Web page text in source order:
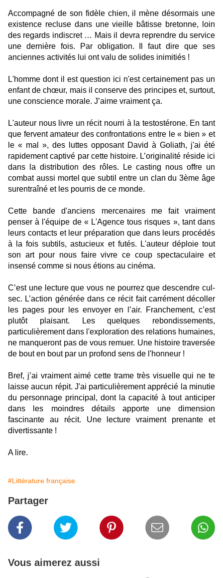
Accompagné de son fidèle chien, il mène désormais une
existence recluse dans une vieille bâtisse bretonne, loin
des regards indiscret … Mais il devra reprendre du service
une dernière fois. Par obligation. Il faut dire que ses
anciennes activités lui ont valu de solides inimitiés !
L'homme dont il est question ici n'est certainement pas un
enfant de chœur, mais il conserve des principes et, surtout,
une conscience morale. J’aime vraiment ça.
L'auteur nous livre un récit nourri à la testostérone. En tant
que fervent amateur des confrontations entre le « bien » et
le « mal », des luttes opposant David à Goliath, j'ai été
rapidement captivé par cette histoire. L’originalité réside ici
dans la distribution des rôles. Le casting nous offre un
combat aussi mortel que subtil entre un clan du 3ème âge
surentraîné et les pourris de ce monde.
Cette bande d'anciens mercenaires me fait vraiment
penser à l'équipe de « L'Agence tous risques », tant dans
leurs contacts et leur préparation que dans leurs procédés
à la fois subtils, astucieux et futés. L'auteur déploie tout
son art pour nous faire vivre ce coup spectaculaire et
insensé comme si nous étions au cinéma.
C’est une lecture que vous ne pourrez que descendre cul-
sec. L’action générée dans ce récit fait carrément décoller
les pages pour les envoyer en l’air. Franchement, c’est
plutôt plaisant. Les quelques rebondissements,
particulièrement dans l'exploration des relations humaines,
ne manqueront pas de vous remuer. Une histoire traversée
de bout en bout par un profond sens de l'honneur !
Bref, j’ai vraiment aimé cette trame très visuelle qui ne te
laisse aucun répit. J'ai particulièrement apprécié la minutie
du personnage principal, dont la capacité à tout anticiper
dans les moindres détails apporte une dimension
fascinante au récit. Une lecture vraiment prenante et
divertissante !
A lire.​​​​​​​​​
#Littérature française
Partager
Vous aimerez aussi